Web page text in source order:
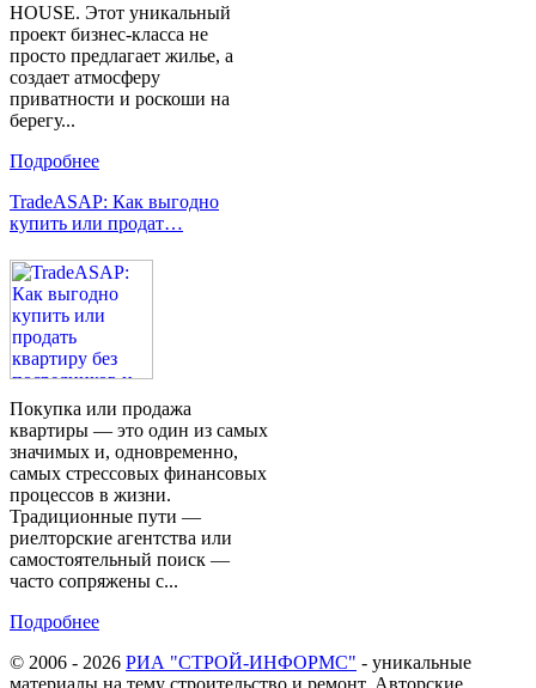
HOUSE. Этот уникальный
проект бизнес-класса не
просто предлагает жилье, а
создает атмосферу
приватности и роскоши на
берегу...
Подробнее
TradeASAP: Как выгодно
купить или продат…
Покупка или продажа
квартиры — это один из самых
значимых и, одновременно,
самых стрессовых финансовых
процессов в жизни.
Традиционные пути —
риелторские агентства или
самостоятельный поиск —
часто сопряжены с...
Подробнее
© 2006 - 2026 РИА "СТРОЙ-ИНФОРМС" - уникальные
материалы на тему строительство и ремонт. Авторские